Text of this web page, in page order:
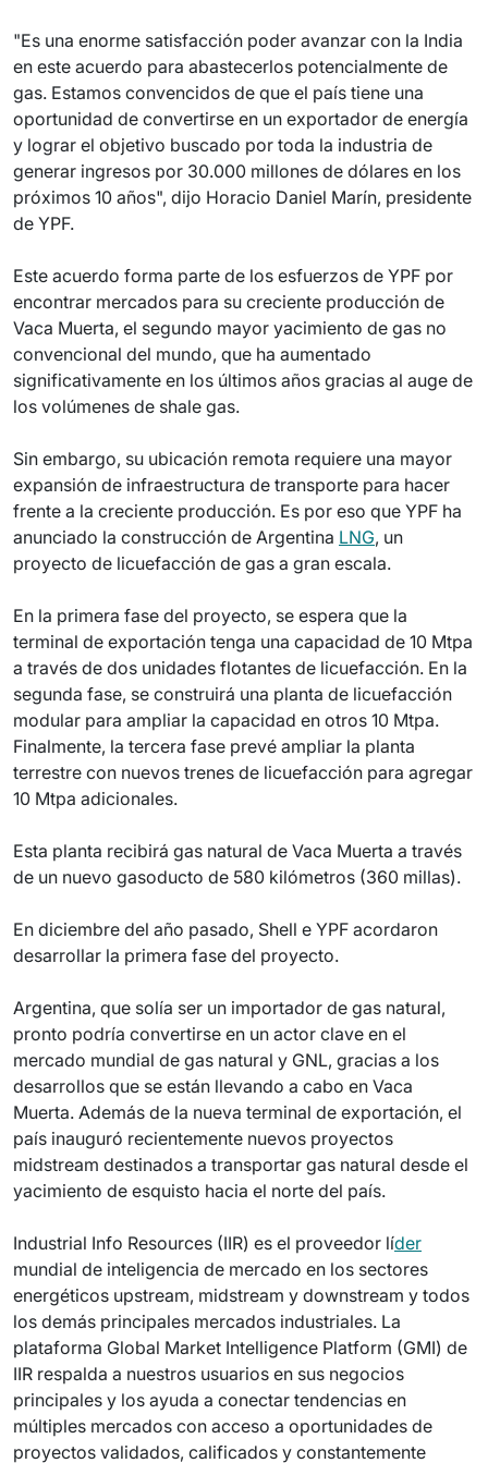
"Es una enorme satisfacción poder avanzar con la India
en este acuerdo para abastecerlos potencialmente de
gas. Estamos convencidos de que el país tiene una
oportunidad de convertirse en un exportador de energía
y lograr el objetivo buscado por toda la industria de
generar ingresos por 30.000 millones de dólares en los
próximos 10 años", dijo Horacio Daniel Marín, presidente
de YPF.
Este acuerdo forma parte de los esfuerzos de YPF por
encontrar mercados para su creciente producción de
Vaca Muerta, el segundo mayor yacimiento de gas no
convencional del mundo, que ha aumentado
significativamente en los últimos años gracias al auge de
los volúmenes de shale gas.
Sin embargo, su ubicación remota requiere una mayor
expansión de infraestructura de transporte para hacer
frente a la creciente producción. Es por eso que YPF ha
anunciado la construcción de Argentina LNG, un
proyecto de licuefacción de gas a gran escala.
En la primera fase del proyecto, se espera que la
terminal de exportación tenga una capacidad de 10 Mtpa
a través de dos unidades flotantes de licuefacción. En la
segunda fase, se construirá una planta de licuefacción
modular para ampliar la capacidad en otros 10 Mtpa.
Finalmente, la tercera fase prevé ampliar la planta
terrestre con nuevos trenes de licuefacción para agregar
10 Mtpa adicionales.
Esta planta recibirá gas natural de Vaca Muerta a través
de un nuevo gasoducto de 580 kilómetros (360 millas).
En diciembre del año pasado, Shell e YPF acordaron
desarrollar la primera fase del proyecto.
Argentina, que solía ser un importador de gas natural,
pronto podría convertirse en un actor clave en el
mercado mundial de gas natural y GNL, gracias a los
desarrollos que se están llevando a cabo en Vaca
Muerta. Además de la nueva terminal de exportación, el
país inauguró recientemente nuevos proyectos
midstream destinados a transportar gas natural desde el
yacimiento de esquisto hacia el norte del país.
Industrial Info Resources (IIR) es el proveedor líder
mundial de inteligencia de mercado en los sectores
energéticos upstream, midstream y downstream y todos
los demás principales mercados industriales. La
plataforma Global Market Intelligence Platform (GMI) de
IIR respalda a nuestros usuarios en sus negocios
principales y los ayuda a conectar tendencias en
múltiples mercados con acceso a oportunidades de
proyectos validados, calificados y constantemente